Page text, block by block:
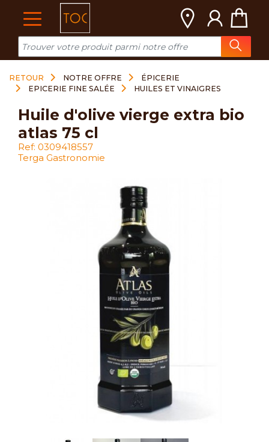
RETOUR NOTRE OFFRE
ÉPICERIE
EPICERIE FINE SALÉE
HUILES ET VINAIGRES
huile d'olive vierge extra bio
atlas 75 cl
Ref: 0309418557
Terga Gastronomie
Cookies management panel